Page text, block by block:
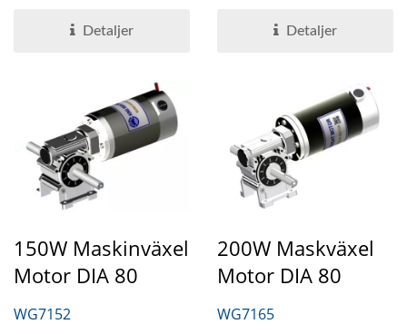
Detaljer
Detaljer
150W Maskinväxel
Motor DIA 80
WG7152
200W Maskväxel
Motor DIA 80
WG7165